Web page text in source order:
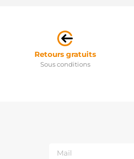
Retours gratuits
Sous conditions